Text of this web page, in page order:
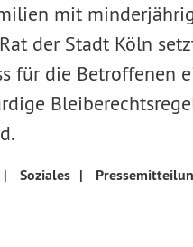
mit
der Stadt Köln
für die Betroffenen
| Soziales |